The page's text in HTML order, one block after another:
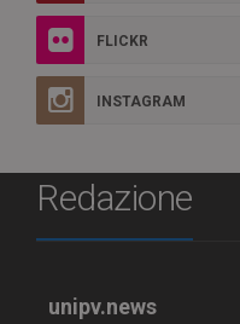
FLICKR
INSTAGRAM
Redazione
unipv.news